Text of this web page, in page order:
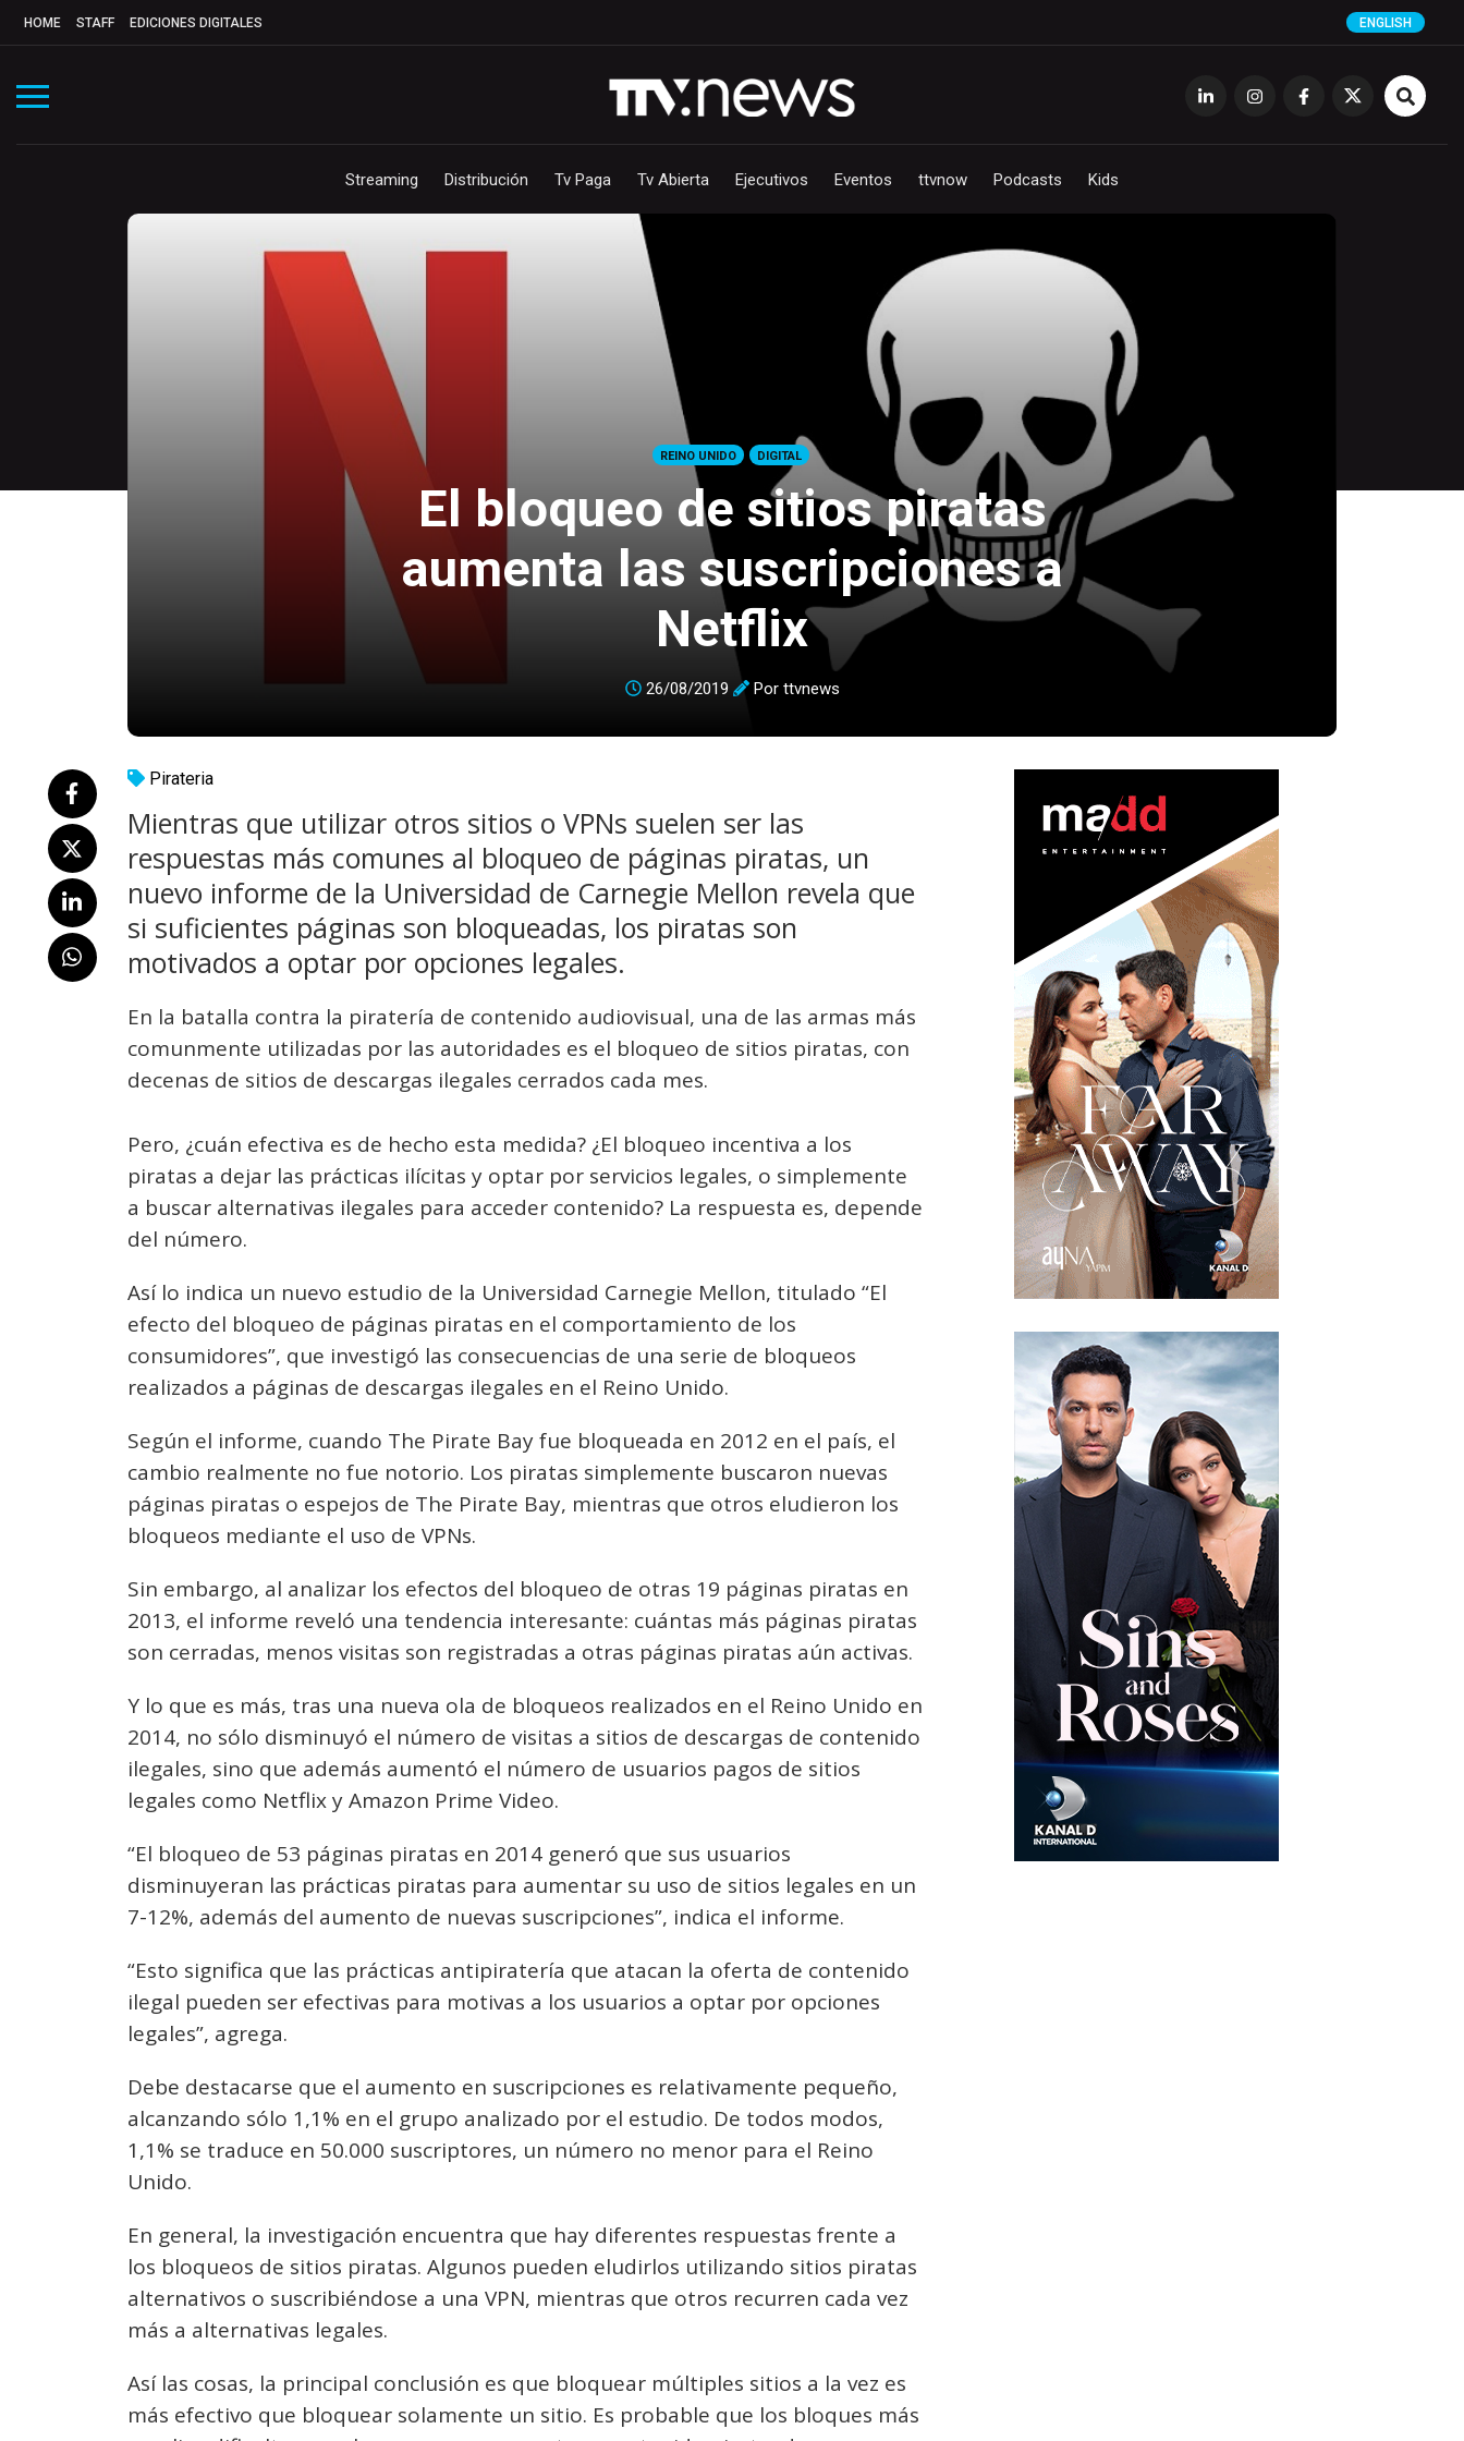
HOME STAFF EDICIONES DIGITALES ENGLISH
Streaming Distribución Tv Paga Tv Abierta Ejecutivos Eventos ttvnow Podcasts Kids
REINO UNIDO DIGITAL
El bloqueo de sitios piratas
aumenta las suscripciones a
Netflix
26/08/2019 Por ttvnews
Pirateria
Mientras que utilizar otros sitios o VPNs suelen ser las
respuestas más comunes al bloqueo de páginas piratas, un
nuevo informe de la Universidad de Carnegie Mellon revela que
si suficientes páginas son bloqueadas, los piratas son
motivados a optar por opciones legales.
En la batalla contra la piratería de contenido audiovisual, una de las armas más
comunmente utilizadas por las autoridades es el bloqueo de sitios piratas, con
decenas de sitios de descargas ilegales cerrados cada mes.
Pero, ¿cuán efectiva es de hecho esta medida? ¿El bloqueo incentiva a los
piratas a dejar las prácticas ilícitas y optar por servicios legales, o simplemente
a buscar alternativas ilegales para acceder contenido? La respuesta es, depende
del número.
Así lo indica un nuevo estudio de la Universidad Carnegie Mellon, titulado “El
efecto del bloqueo de páginas piratas en el comportamiento de los
consumidores”, que investigó las consecuencias de una serie de bloqueos
realizados a páginas de descargas ilegales en el Reino Unido.
Según el informe, cuando The Pirate Bay fue bloqueada en 2012 en el país, el
cambio realmente no fue notorio. Los piratas simplemente buscaron nuevas
páginas piratas o espejos de The Pirate Bay, mientras que otros eludieron los
bloqueos mediante el uso de VPNs.
Sin embargo, al analizar los efectos del bloqueo de otras 19 páginas piratas en
2013, el informe reveló una tendencia interesante: cuántas más páginas piratas
son cerradas, menos visitas son registradas a otras páginas piratas aún activas.
Y lo que es más, tras una nueva ola de bloqueos realizados en el Reino Unido en
2014, no sólo disminuyó el número de visitas a sitios de descargas de contenido
ilegales, sino que además aumentó el número de usuarios pagos de sitios
legales como Netflix y Amazon Prime Video.
“El bloqueo de 53 páginas piratas en 2014 generó que sus usuarios
disminuyeran las prácticas piratas para aumentar su uso de sitios legales en un
7-12%, además del aumento de nuevas suscripciones”, indica el informe.
“Esto significa que las prácticas antipiratería que atacan la oferta de contenido
ilegal pueden ser efectivas para motivas a los usuarios a optar por opciones
legales”, agrega.
Debe destacarse que el aumento en suscripciones es relativamente pequeño,
alcanzando sólo 1,1% en el grupo analizado por el estudio. De todos modos,
1,1% se traduce en 50.000 suscriptores, un número no menor para el Reino
Unido.
En general, la investigación encuentra que hay diferentes respuestas frente a
los bloqueos de sitios piratas. Algunos pueden eludirlos utilizando sitios piratas
alternativos o suscribiéndose a una VPN, mientras que otros recurren cada vez
más a alternativas legales.
Así las cosas, la principal conclusión es que bloquear múltiples sitios a la vez es
más efectivo que bloquear solamente un sitio. Es probable que los bloques más